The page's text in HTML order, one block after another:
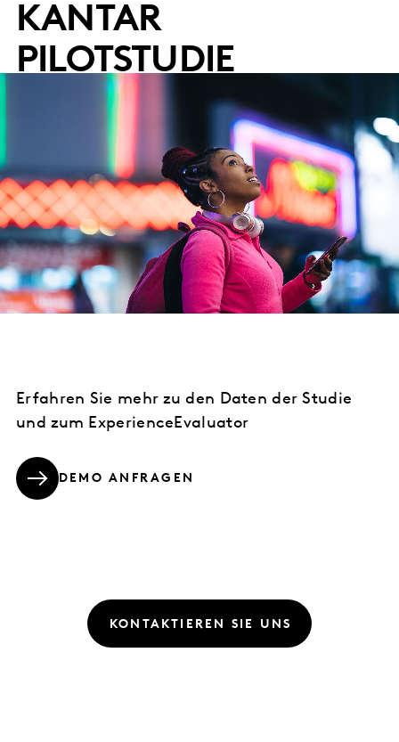
KANTAR
PILOTSTUDIE
Erfahren Sie mehr zu den Daten der Studie
und zum ExperienceEvaluator
DEMO ANFRAGEN
KONTAKTIEREN SIE UNS